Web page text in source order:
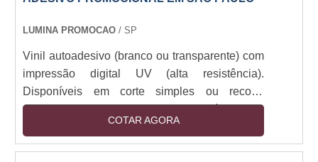
LUMINA PROMOCAO / SP
Vinil autoadesivo (branco ou transparente) com
impressão digital UV (alta resistência).
Disponíveis em corte simples ou recorte
especial (plotter). Camada removível sem
resíduos. Resistência a intempéries (6+ meses
outdoor). Espessuras: 80-150 micra. Aplicação
COTAR AGORA